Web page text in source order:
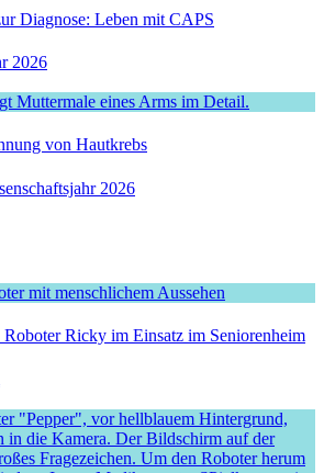
Diagnose: Leben mit CAPS
2026
von Hautkrebs
2026
Ricky im Einsatz im Seniorenheim